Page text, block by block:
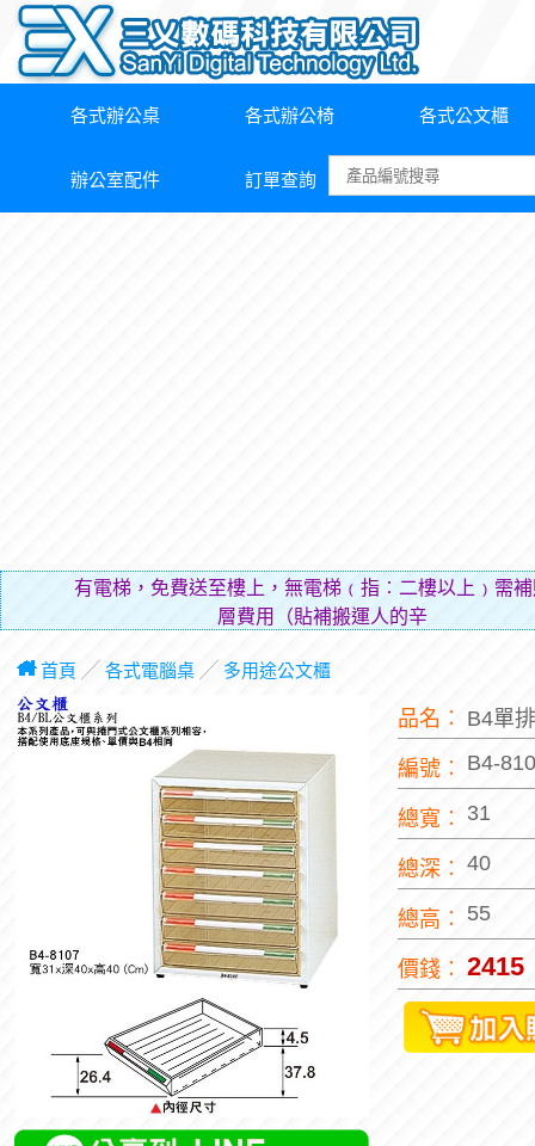
各式辦公桌 各式辦公椅 各式公文櫃
辦公室配件 訂單查詢
有電梯，免費送至樓上，無電梯﹙指︰二樓以上﹚需
層費用（貼補搬運人的辛勞）。
首頁 ╱ 各式電腦桌╱ 多用途公文櫃
品名︰ B4單
編號︰ B4-
總寬︰ 31
總深︰ 40
總高︰ 55
價錢︰ 2415